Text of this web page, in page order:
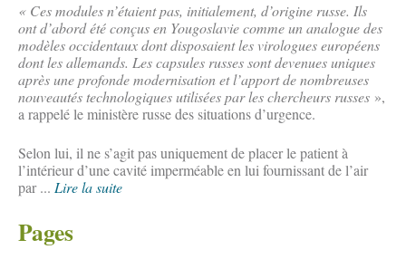
« Ces modules n’étaient pas, initialement, d’origine russe. Ils
ont d’abord été conçus en Yougoslavie comme un analogue des
modèles occidentaux dont disposaient les virologues européens
dont les allemands. Les capsules russes sont devenues uniques
après une profonde modernisation et l’apport de nombreuses
nouveautés technologiques utilisées par les chercheurs russes »,
a rappelé le ministère russe des situations d’urgence.
Selon lui, il ne s’agit pas uniquement de placer le patient à
l’intérieur d’une cavité imperméable en lui fournissant de l’air
par ... Lire la suite
Pages